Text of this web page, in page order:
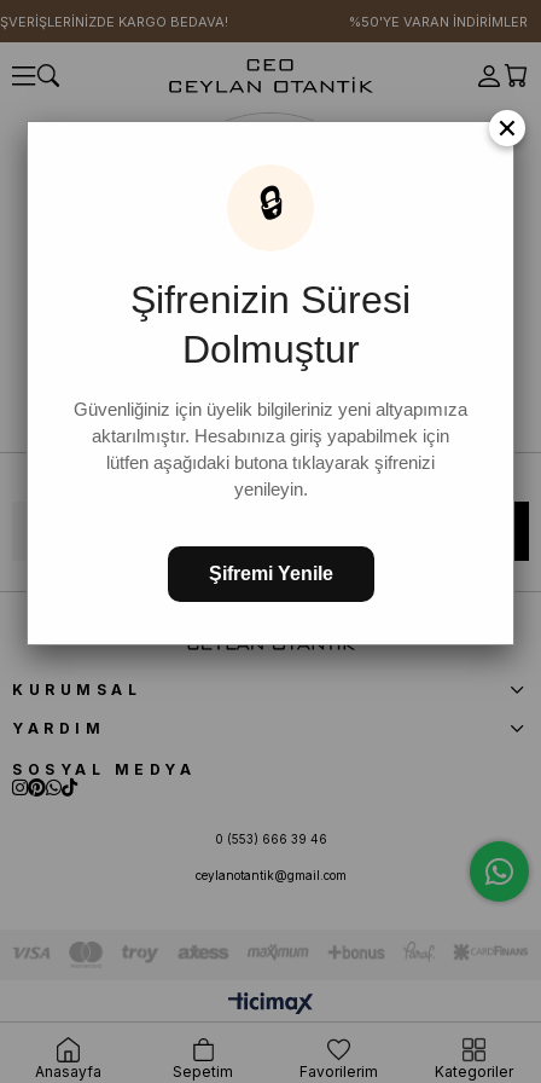
KARGO BEDAVA! %50'YE VARAN İNDİRİMLER
Bültene kaydolun, kampanya ve yenilikleri kaçırmayın!
KURUMSAL
YARDIM
SOSYAL MEDYA
0 (553) 666 39 46
ceylanotantik@gmail.com
×
🔒
Şifrenizin Süresi
Dolmuştur
Güvenliğiniz için üyelik bilgileriniz yeni altyapımıza
aktarılmıştır. Hesabınıza giriş yapabilmek için
lütfen aşağıdaki butona tıklayarak şifrenizi
yenileyin.
Şifremi Yenile
Anasayfa Sepetim Favorilerim Kategoriler